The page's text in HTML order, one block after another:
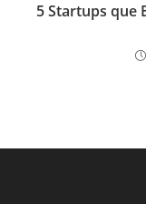
5 Startups que